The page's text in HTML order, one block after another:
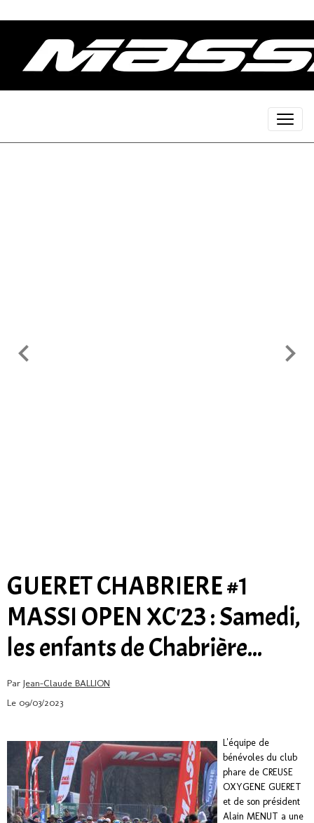
GUERET CHABRIERE #1
MASSI OPEN XC'23 : Samedi,
les enfants de Chabrière...
Par Jean-Claude BALLION
Le 09/03/2023
L'équipe de
bénévoles du club
phare de CREUSE
OXYGENE GUERET
et de son président
Alain MENUT a une